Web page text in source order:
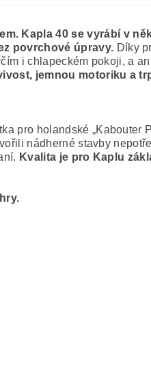
Kapla 40 se vyrábí v
povrchové úpravy. Díky
i chlapeckém pokoji, a
jemnou motoriku a
pro holandské „Kabouter
nádherné stavby
Kvalita je pro Kaplu